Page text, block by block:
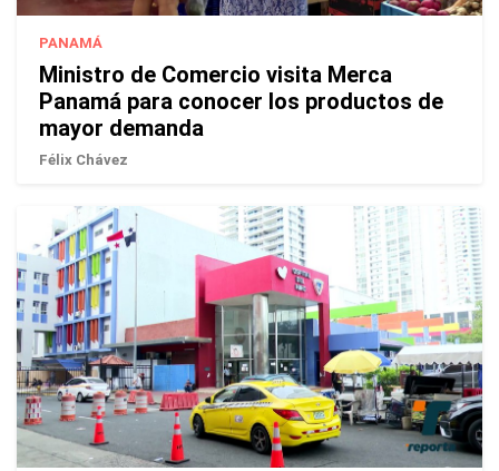
PANAMÁ
Ministro de Comercio visita Merca
Panamá para conocer los productos de
mayor demanda
Félix Chávez